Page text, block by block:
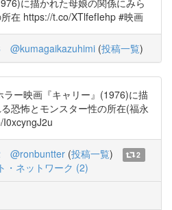
に描かれた母娘の関係にみら
在 https://t.co/XTlfefIehp #映画
@kumagaikazuhimi (投稿一覧)
ー映画『キャリー』(1976)に描
恐怖とモンスター性の所在(福永
@ronbuntter (投稿一覧)
2
・ネットワーク (2)